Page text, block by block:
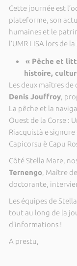
Cette journée est
plateforme, son
humaines et le
l’UMR LISA lors de la
« Pêche et
histoire,
Les deux maîtres de
Denis Jouffroy,
La pêche et la
Ouest de la Corse :
Riacquistà e
Capicorsu è Capu
Côté Stella Mare,
Ternengo, Maître
doctorante,
Les équipes de
tout au long de la
d’informations !
A prestu,